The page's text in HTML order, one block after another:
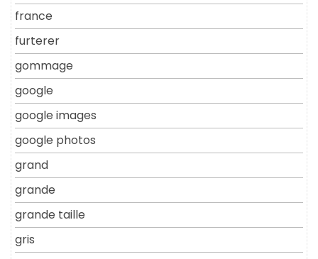
france
furterer
gommage
google
google images
google photos
grand
grande
grande taille
gris